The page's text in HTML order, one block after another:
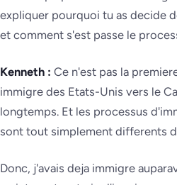
expliquer pourquoi tu as decide
et comment s'est passe le
Kenneth : Ce n'est pas la
immigre des Etats-Unis vers le
longtemps. Et les processus
sont tout simplement differents
Donc, j'avais deja immigre